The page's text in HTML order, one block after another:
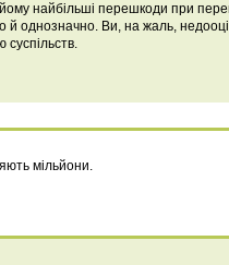
найбільші перешкоди при
й однозначно. Ви, на жаль,
мільйони.